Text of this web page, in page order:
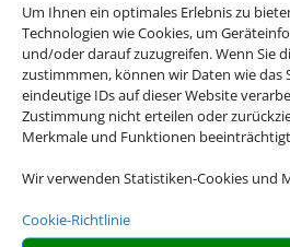
Um Ihnen ein optimales Erlebnis zu
Technologien wie Cookies, um
und/oder darauf zuzugreifen. Wenn Sie
zustimmmen, können wir Daten wie das
eindeutige IDs auf dieser Website
Zustimmung nicht erteilen oder
Merkmale und Funktionen
Wir verwenden Statistiken-Cookies und
Cookie-Richtlinie
Mietwagen